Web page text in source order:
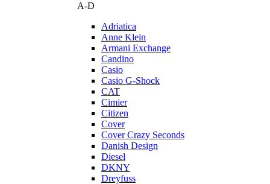
A-D
Adriatica
Anne Klein
Armani Exchange
Candino
Casio
Casio G-Shock
CAT
Cimier
Citizen
Cover
Cover Crazy Seconds
Danish Design
Diesel
DKNY
Dreyfuss